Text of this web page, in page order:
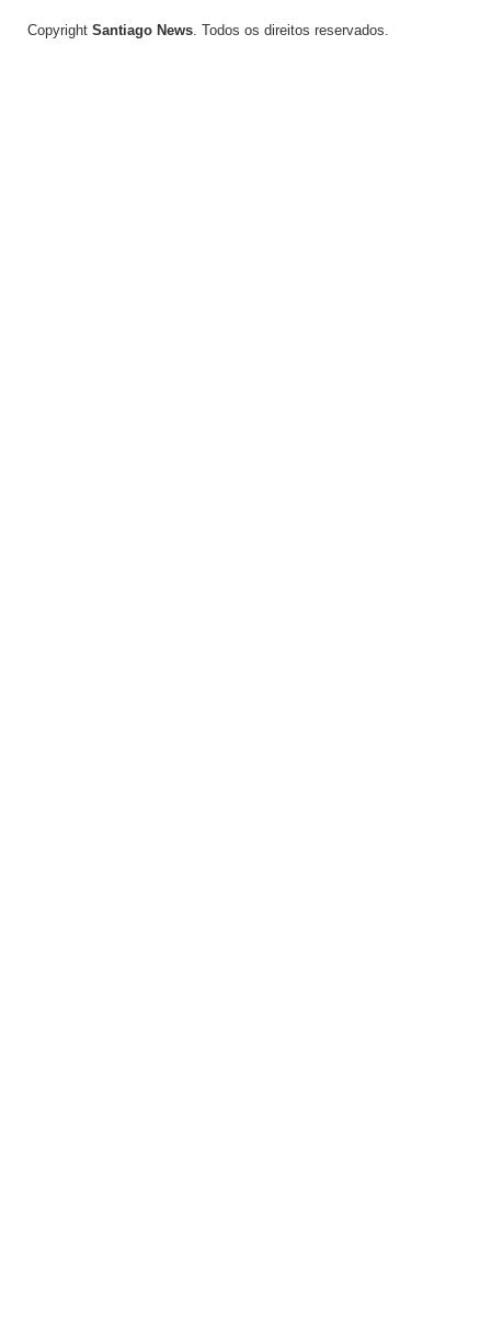
Copyright Santiago News. Todos os direitos reservados.